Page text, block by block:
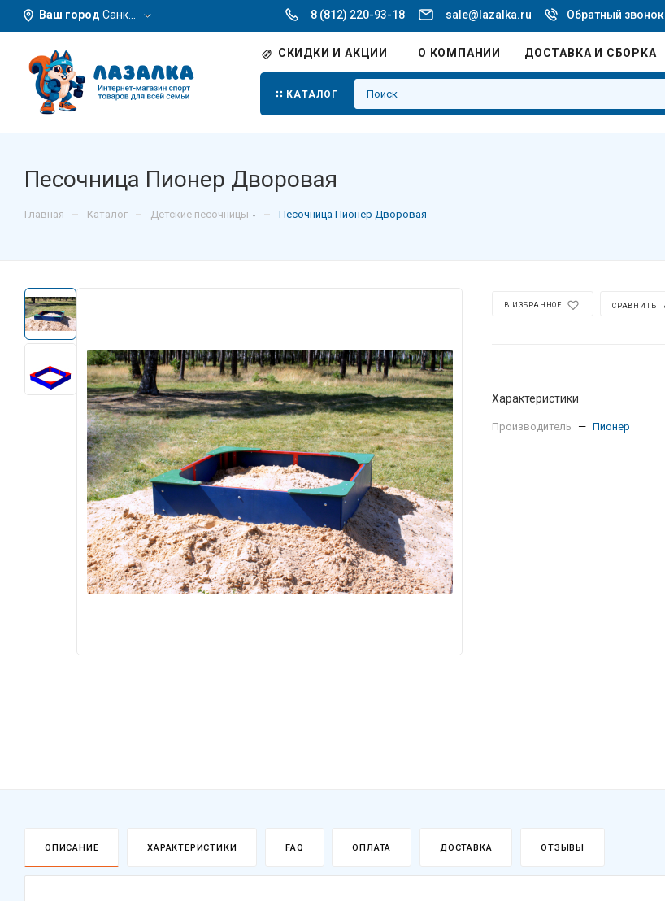
Ваш город Санкт-Петербург 8 (812) 220-93-18 sale@lazalka.ru Обратный звонок
СКИДКИ И АКЦИИ О КОМПАНИИ ДОСТАВКА И СБОРКА
КАТАЛОГ
Песочница Пионер Дворовая
Главная – Каталог – Детские песочницы – Песочница Пионер Дворовая
В ИЗБРАННОЕ СРАВНИТЬ
Характеристики
Производитель — Пионер
ОПИСАНИЕ ХАРАКТЕРИСТИКИ FAQ ОПЛАТА ДОСТАВКА ОТЗЫВЫ